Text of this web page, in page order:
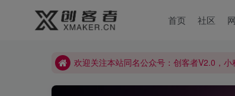
首页 社区
欢迎关注本站同名公众号：创客者V2.0，
欢迎关注本站同名公众号：创客者V2.0，